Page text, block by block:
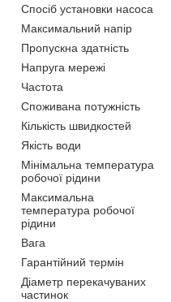
Спосіб установки насоса
Максимальний напір
Пропускна здатність
Напруга мережі
Частота
Споживана потужність
Кількість швидкостей
Якість води
Мінімальна температура
робочої рідини
Максимальна
температура робочої
рідини
Вага
Гарантійний термін
Діаметр перекачуваних
частинок